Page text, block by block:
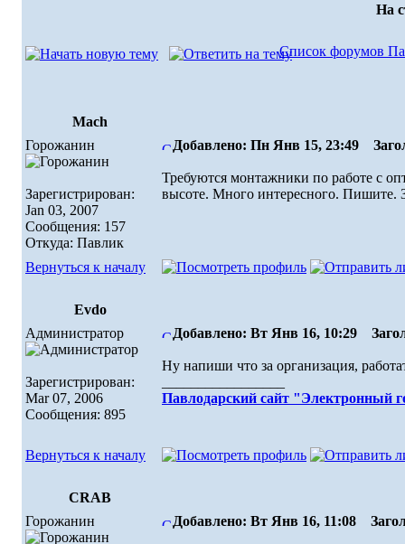
На
Список форумов
Mach
Горожанин
Зарегистрирован:
Jan 03, 2007
Сообщения: 157
Откуда: Павлик
Добавлено: Пн Янв 15, 23:49
Требуются монтажники по работе с
высоте. Много интересного. Пишите.
Вернуться к началу
Evdo
Администратор
Зарегистрирован:
Mar 07, 2006
Сообщения: 895
Добавлено: Вт Янв 16, 10:29
Ну напиши что за организация,
Павлодарский сайт "Электронный
Вернуться к началу
CRAB
Горожанин
Добавлено: Вт Янв 16, 11:08